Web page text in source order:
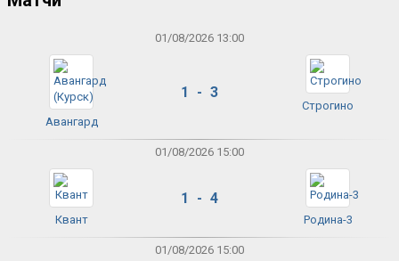
01/08/2026 13:00
Авангард
1 - 3
Строгино
01/08/2026 15:00
Квант
1 - 4
Родина-3
01/08/2026 15:00